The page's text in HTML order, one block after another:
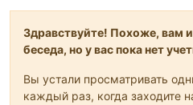
Здравствуйте! Похоже, вам
беседа, но у вас пока нет
Вы устали просматривать
каждый раз, когда заходите